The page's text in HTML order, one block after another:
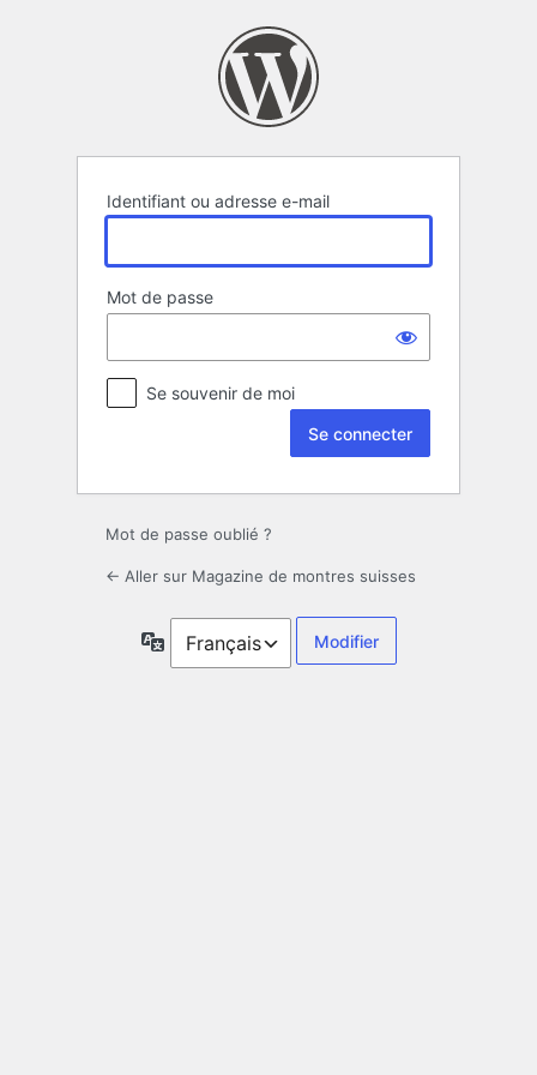
Identifiant ou adresse e-mail
Mot de passe
Se souvenir de moi
Mot de passe oublié ?
← Aller sur Magazine de montres suisses
Langue